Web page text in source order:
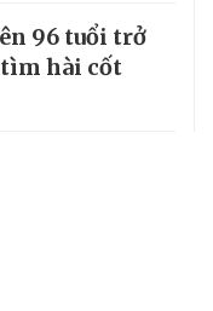
96 tuổi trở
tìm hài cốt